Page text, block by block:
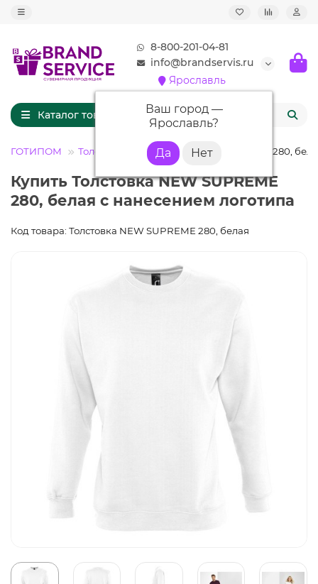
8-800-201-04-81
info@brandservis.ru
Ярославль
Ваш город —
Ярославль?
Каталог товаров
Толстовки Толстовка NEW SUPREME 280,
Купить Толстовка NEW SUPREME
280, белая с нанесением логотипа
Код товара: Толстовка NEW SUPREME 280, белая